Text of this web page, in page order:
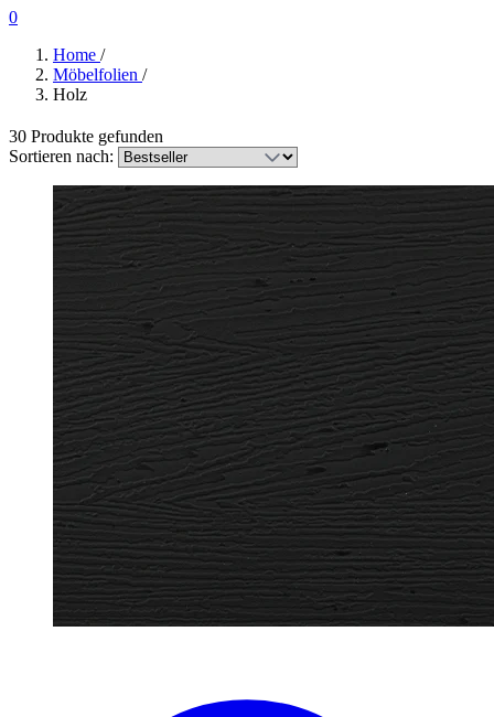
0
Home /
Möbelfolien /
Holz
30 Produkte gefunden
Sortieren nach: